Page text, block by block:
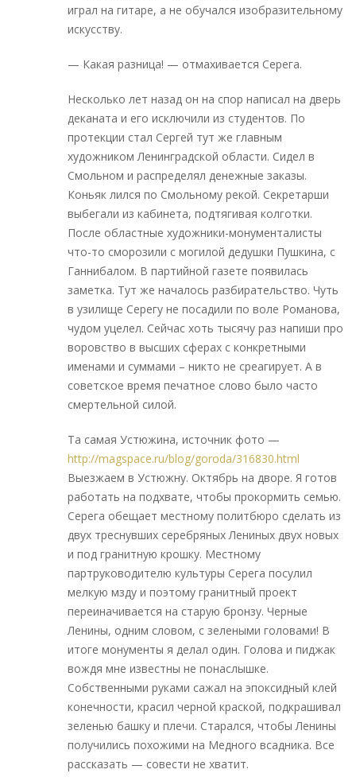
играл на гитаре, а не обучался изобразительному
искусству.
— Какая разница! — отмахивается Серега.
Несколько лет назад он на спор написал на дверь
деканата и его исключили из студентов. По
протекции стал Сергей тут же главным
художником Ленинградской области. Сидел в
Смольном и распределял денежные заказы.
Коньяк лился по Смольному рекой. Секретарши
выбегали из кабинета, подтягивая колготки.
После областные художники-монументалисты
что-то сморозили с могилой дедушки Пушкина, с
Ганнибалом. В партийной газете появилась
заметка. Тут же началось разбирательство. Чуть
в узилище Серегу не посадили по воле Романова,
чудом уцелел. Сейчас хоть тысячу раз напиши про
воровство в высших сферах с конкретными
именами и суммами – никто не среагирует. А в
советское время печатное слово было часто
смертельной силой.
Та самая Устюжина, источник фото —
http://magspace.ru/blog/goroda/316830.html
Выезжаем в Устюжну. Октябрь на дворе. Я готов
работать на подхвате, чтобы прокормить семью.
Серега обещает местному политбюро сделать из
двух треснувших серебряных Лениных двух новых
и под гранитную крошку. Местному
партруководителю культуры Серега посулил
мелкую мзду и поэтому гранитный проект
переиначивается на старую бронзу. Черные
Ленины, одним словом, с зелеными головами! В
итоге монументы я делал один. Голова и пиджак
вождя мне известны не понаслышке.
Собственными руками сажал на эпоксидный клей
конечности, красил черной краской, подкрашивал
зеленью башку и плечи. Старался, чтобы Ленины
получились похожими на Медного всадника. Все
рассказать — совести не хватит.